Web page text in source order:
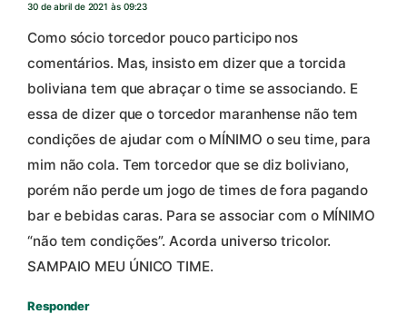
30 de abril de 2021 às 09:23
Como sócio torcedor pouco participo nos
comentários. Mas, insisto em dizer que a torcida
boliviana tem que abraçar o time se associando. E
essa de dizer que o torcedor maranhense não tem
condições de ajudar com o MÍNIMO o seu time, para
mim não cola. Tem torcedor que se diz boliviano,
porém não perde um jogo de times de fora pagando
bar e bebidas caras. Para se associar com o MÍNIMO
“não tem condições”. Acorda universo tricolor.
SAMPAIO MEU ÚNICO TIME.
Responder